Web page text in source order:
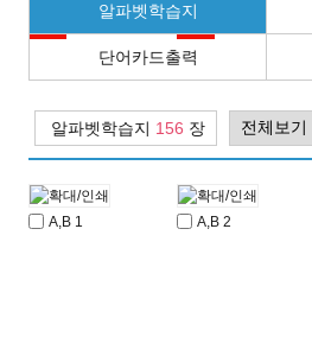
알파벳학습지
단어카드출력
알파벳학습지 156 장
A,B 1 A,B 2